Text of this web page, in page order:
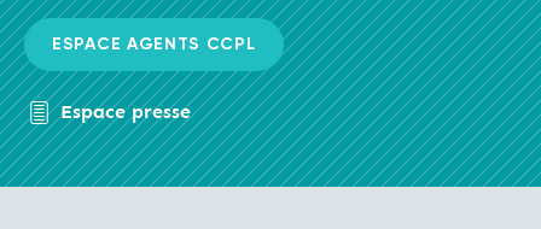
ESPACE AGENTS CCPL
Espace presse